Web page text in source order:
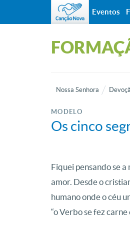
Nossa Senhora
MODELO
Os cinco
Fiquei pensando se
amor. Desde o
humano onde o céu
“o Verbo se fez
Eventos